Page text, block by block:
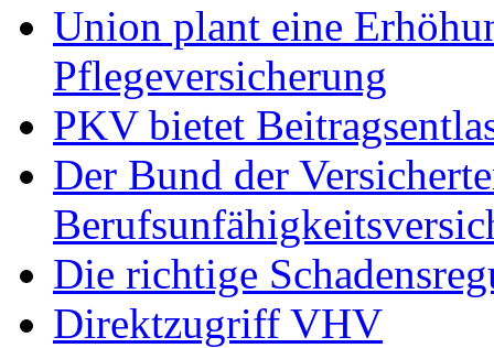
Union plant eine
Pflegeversicherung
PKV bietet
Der Bund der
Die richtige
Direktzugriff VHV